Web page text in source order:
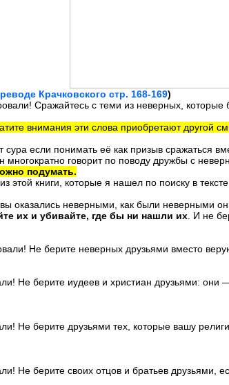
Крачковского стр. 168-169)
Сражайтесь с теми из неверных,
внимания эти слова приобретают другой
если понимать её как призыв сражаться
многократно говорит по поводу дружбы с
подумать.
этой книги, которые я нашел по поиску в
оказались невер­ными, как были неверными
их и убивайте, где бы ни нашли их . И не
Не берите не­верных друзьями вместо
Не берите иуде­ев и христиан друзьями: они
Не берите друзь­ями тех, которые вашу
Не берите своих отцов и братьев друзьями,